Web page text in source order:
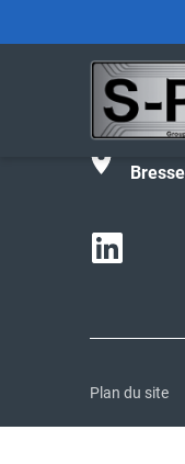
Tél :
190
Plan du site